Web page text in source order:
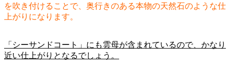
を吹き付けることで、奥行きのある本物の天然石のような仕
上がりになります。
「シーサンドコート」にも雲母が含まれているので、かなり
近い仕上がりとなるでしょう。